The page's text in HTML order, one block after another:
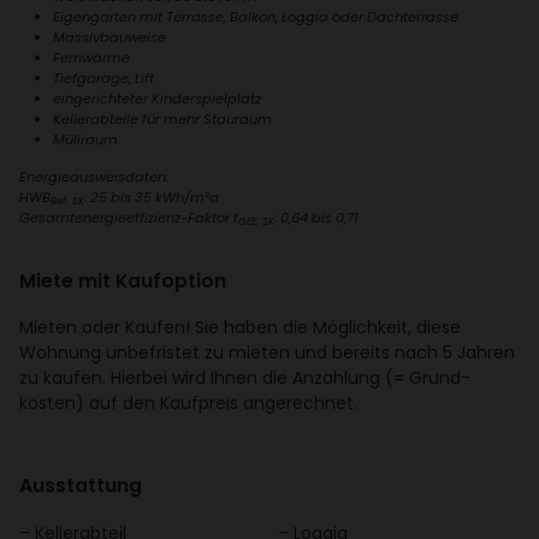
Eigen­garten mit Terrasse, Balkon, Loggia oder Dach­ter­rasse
Massiv­bau­weise
Fern­wärme
Tief­ga­rage, Lift
einge­rich­teter Kinder­spiel­platz
Keller­ab­teile für mehr Stau­raum
Müll­raum
Ener­gie­aus­weis­daten:
HWBRef, SK
: 25 bis 35 kWh/​m²a
Gesamt­ener­gie­ef­fi­zienz-Faktor f GEE, SK : 0,64 bis 0,71
Miete mit Kauf­op­tion
Mieten oder Kaufen! Sie haben die Möglich­keit, diese
Wohnung unbe­fristet zu mieten und bereits nach 5 Jahren
zu kaufen. Hierbei wird Ihnen die Anzah­lung (= Grund­
kosten) auf den Kauf­preis ange­rechnet.
Ausstat­tung
Keller­ab­teil Loggia